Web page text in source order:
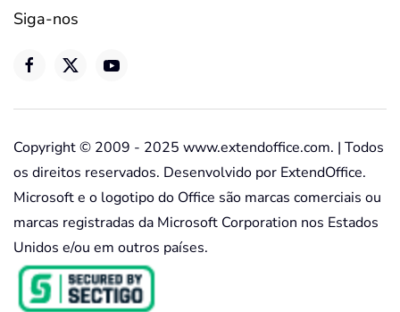
Siga-nos
Copyright © 2009 - 2025 www.extendoffice.com. | Todos
os direitos reservados. Desenvolvido por ExtendOffice.
Microsoft e o logotipo do Office são marcas comerciais ou
marcas registradas da Microsoft Corporation nos Estados
Unidos e/ou em outros países.